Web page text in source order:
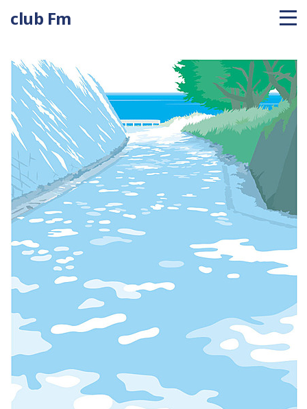
club Fm